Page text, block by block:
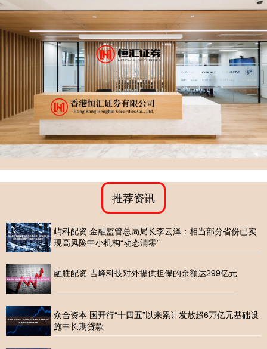
推荐资讯
屿科配资 金融监管总局局长李云泽：相当部分省份已实
现高风险中小机构“动态清零”
融胜配资 吉峰科技对外提供担保的余额达299亿元
众合资本 国开行“十四五”以来累计发放超6万亿元基础设
施中长期贷款